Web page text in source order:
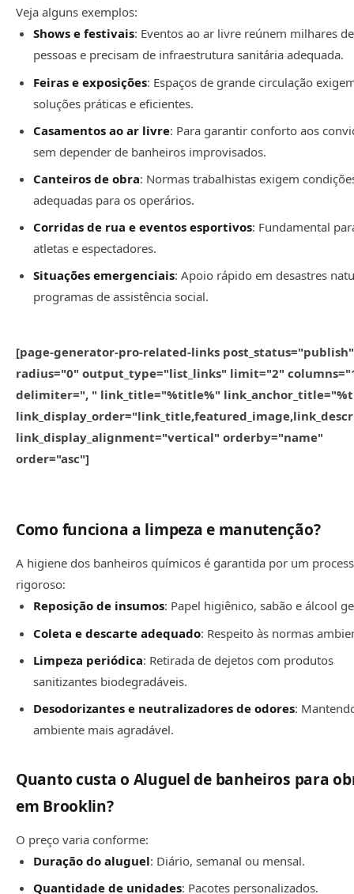
Veja alguns exemplos:
Shows e festivais: Eventos ao ar livre reúnem milhares de
pessoas e precisam de infraestrutura sanitária adequada.
Feiras e exposições: Espaços de grande circulação
soluções práticas e eficientes.
Casamentos ao ar livre: Para garantir conforto aos
sem depender de banheiros improvisados.
Canteiros de obra: Normas trabalhistas exigem
adequadas para os operários.
Corridas de rua e eventos esportivos: Fundamental
atletas e espectadores.
Situações emergenciais: Apoio rápido em desastres
programas de assistência social.
[page-generator-pro-related-links post_status="publish"
radius="0" output_type="list_links" limit="2"
delimiter=", " link_title="%title%"
link_display_alignment="vertical" orderby="name"
order="asc"]
Como funciona a limpeza e manutenção?
A higiene dos banheiros químicos é garantida por um
rigoroso:
Reposição de insumos: Papel higiênico, sabão e álcool
Coleta e descarte adequado: Respeito às normas
Limpeza periódica: Retirada de dejetos com produtos
sanitizantes biodegradáveis.
Desodorizantes e neutralizadores de odores:
ambiente mais agradável.
Quanto custa o Aluguel de banheiros para
em Brooklin?
O preço varia conforme:
Duração do aluguel: Diário, semanal ou mensal.
Quantidade de unidades: Pacotes personalizados.